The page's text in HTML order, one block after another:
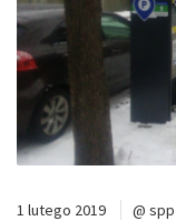
1 lutego 2019 @ spp